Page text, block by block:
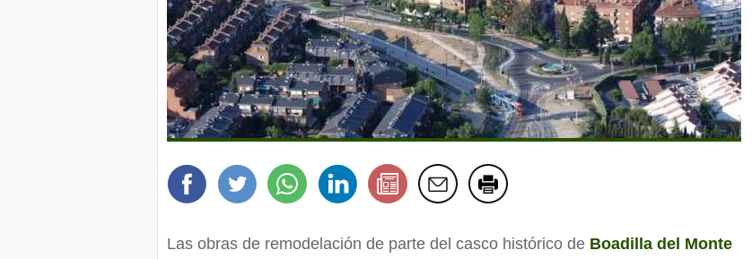
Las obras de remodelación de parte del casco histórico de Boadilla del Monte